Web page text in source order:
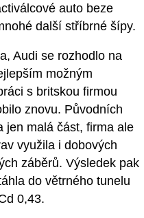
auto beze
další stříbrné šípy.
Audi se rozhodlo na
možným
s britskou firmou
znovu. Původních
jen malá část, firma ale
využila i dobových
záběrů. Výsledek pak
do větrného tunelu
0,43.